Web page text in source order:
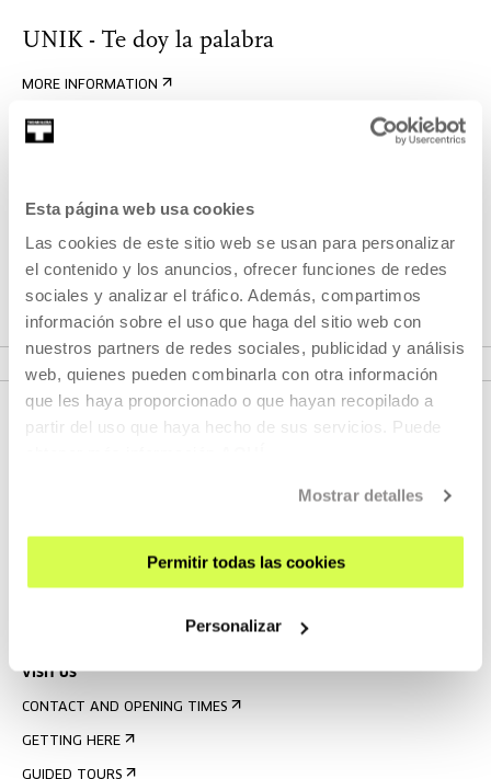
Esta página web usa cookies
Las cookies de este sitio web se usan para personalizar
el contenido y los anuncios, ofrecer funciones de redes
sociales y analizar el tráfico. Además, compartimos
información sobre el uso que haga del sitio web con
nuestros partners de redes sociales, publicidad y análisis
web, quienes pueden combinarla con otra información
que les haya proporcionado o que hayan recopilado a
partir del uso que haya hecho de sus servicios. Puede
Mostrar detalles
Permitir todas las cookies
Personalizar
UNIK - Te doy la palabra
MORE INFORMATION
UPCOMING EVENTS
ERRO(RE)TIK
SIGN UP FOR THE NEWSLETTER
VISIT US
CONTACT AND OPENING TIMES
GETTING HERE
GUIDED TOURS